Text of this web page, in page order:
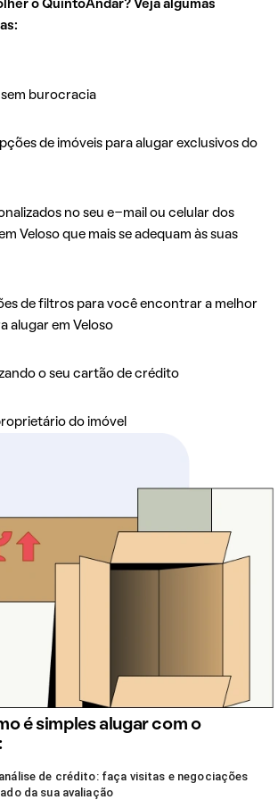
o QuintoAndar? Veja algumas
burocracia
de imóveis para alugar exclusivos do
no seu e-mail ou celular dos
Veloso que mais se adequam às suas
de filtros para você encontrar a melhor
alugar em Veloso
o seu cartão de crédito
do imóvel
é simples alugar com o
de crédito: faça visitas e negociações
da sua avaliação, incompleto
de crédito: faça visitas e negociações
da sua avaliação